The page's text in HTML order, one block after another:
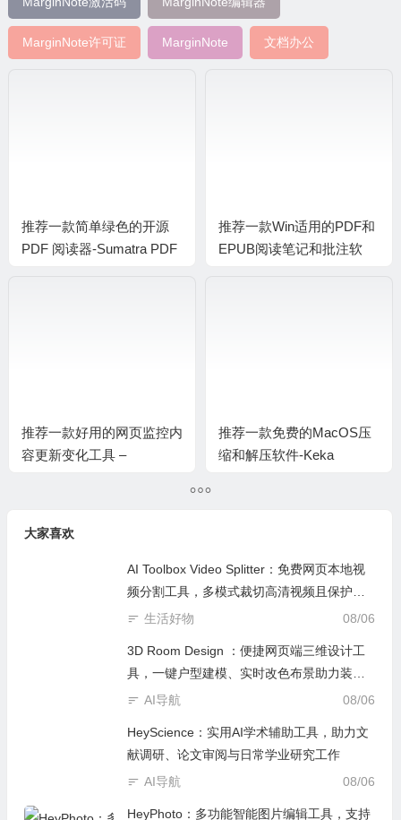
MarginNote许可证 MarginNote 文档办公
推荐一款简单绿色的开源
PDF 阅读器-Sumatra PDF
推荐一款Win适用的PDF和
EPUB阅读笔记和批注软
推荐一款好用的网页监控内
容更新变化工具 –
推荐一款免费的MacOS压
缩和解压软件-Keka
大家喜欢
AI Toolbox Video Splitter：免费网页本地视
频分割工具，多模式裁切高清视频且保护隐
私
08/06
生活好物
3D Room Design ：便捷网页端三维设计工
具，一键户型建模、实时改色布景助力装修
设计
08/06
AI导航
HeyScience：实用AI学术辅助工具，助力文
献调研、论文审阅与日常学业研究工作
08/06
AI导航
HeyPhoto：多功能智能图片编辑工具，支持